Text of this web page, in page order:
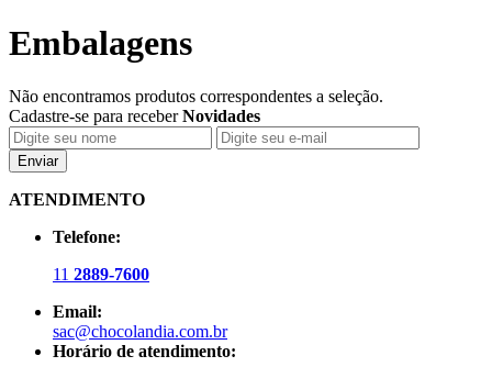
Embalagens
Não encontramos produtos correspondentes a seleção.
Cadastre-se para receberNovidades
Enviar
ATENDIMENTO
Telefone:
11 2889-7600
Email:
sac@chocolandia.com.br
Horário de atendimento: